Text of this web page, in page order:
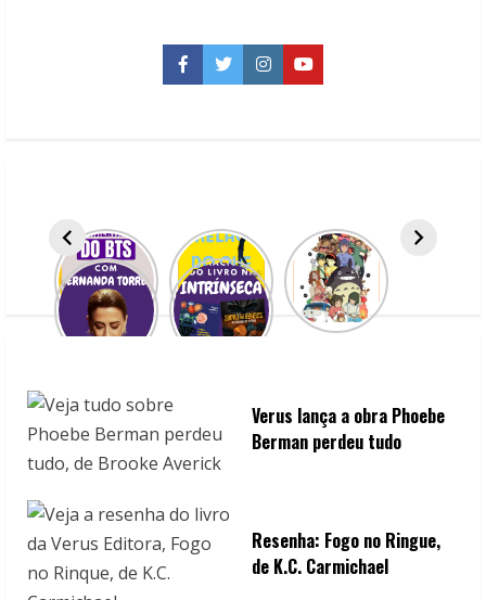
n
g
Facebook
TwitterInstagramYouTube
Verus lança a obra Phoebe
Berman perdeu tudo
Resenha: Fogo no Ringue,
de K.C. Carmichael